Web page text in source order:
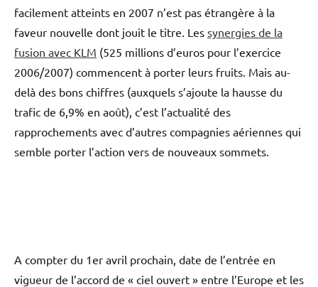
facilement atteints en 2007 n’est pas étrangère à la
faveur nouvelle dont jouit le titre. Les synergies de la
fusion avec KLM (525 millions d’euros pour l’exercice
2006/2007) commencent à porter leurs fruits. Mais au-
delà des bons chiffres (auxquels s’ajoute la hausse du
trafic de 6,9% en août), c’est l’actualité des
rapprochements avec d’autres compagnies aériennes qui
semble porter l’action vers de nouveaux sommets.
A compter du 1er avril prochain, date de l’entrée en
vigueur de l’accord de « ciel ouvert » entre l’Europe et les